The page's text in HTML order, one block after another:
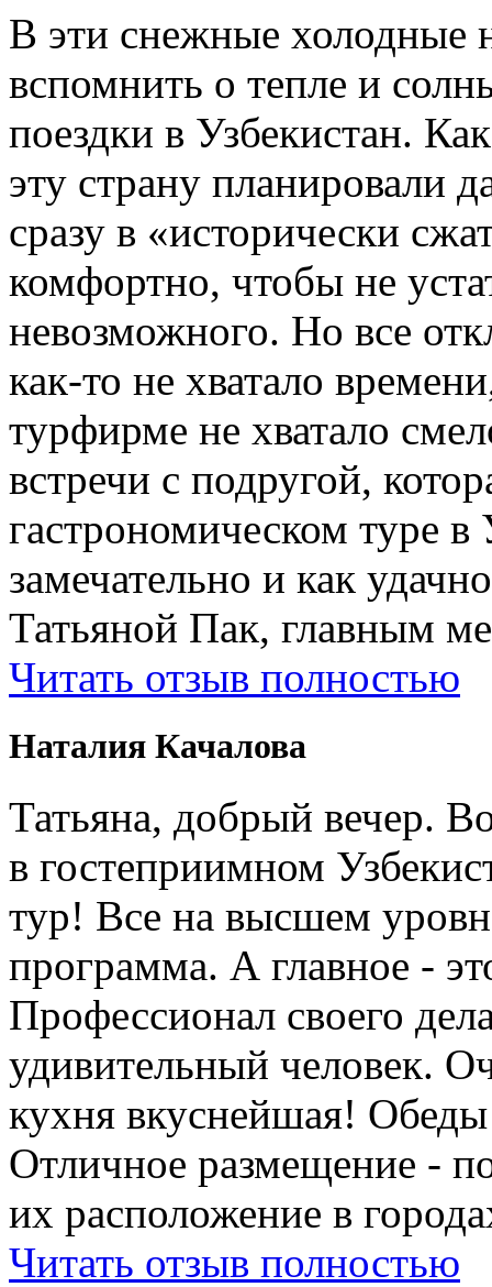
В эти снежные холодные
вспомнить о тепле и
поездки в Узбекистан.
эту страну планировали
сразу в «исторически
комфортно, чтобы не
невозможного. Но все
как-то не хватало
турфирме не хватало
встречи с подругой,
гастрономическом туре
замечательно и как
Татьяной Пак, главным
Читать отзыв полностью
Наталия Качалова
Татьяна, добрый вечер.
в гостеприимном
тур! Все на высшем
программа. А главное -
Профессионал своего
удивительный человек.
кухня вкуснейшая!
Отличное размещение -
их расположение в
Читать отзыв полностью